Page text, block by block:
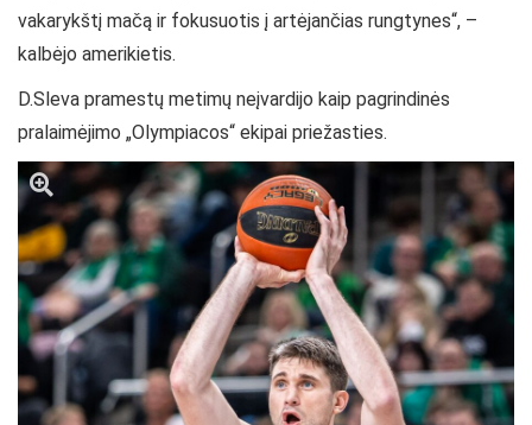
vakarykštį mačą ir fokusuotis į artėjančias rungtynes“, –
kalbėjo amerikietis.
D.Sleva pramestų metimų neįvardijo kaip pagrindinės
pralaimėjimo „Olympiacos“ ekipai priežasties.